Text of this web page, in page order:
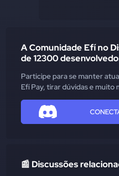
A Comunidade Efí no
de 12300
Participe para se manter
Efí Pay, tirar dúvidas e muito
📰 Discussões